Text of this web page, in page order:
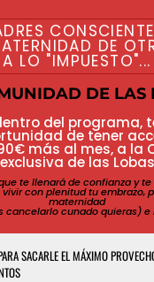
DE
A LO "IMPUESTO"...
DE LAS
del programa,
de tener
más al mes, a la
exclusiva de las Lobas
te llenará de confianza y
con plenitud tu embrazo,
maternidad
cancelarlo cunado quieras) e
SACARLE EL MÁXIMO